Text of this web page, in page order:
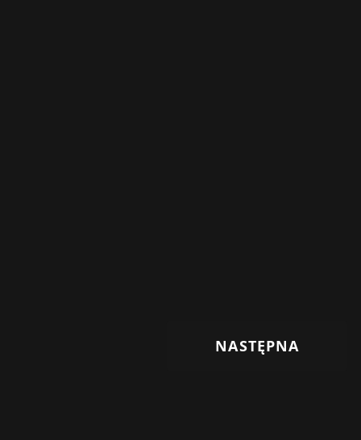
NASTĘPNA
NASTĘPNA